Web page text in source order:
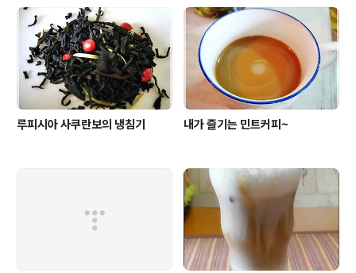
저렴하고 사진 빨도 잘 받고 게다가 암만 써도 질리지 않는
누가 뭐래도 내겐 최고의 잔. 달착하고 과일 향이 가득 풍기
는 케이크에는 역시 가향차보다는 클래식 티가 나을 것 같
았다...
루피시아 사쿠란보의 냉침기 내가 즐기는 민트커피~